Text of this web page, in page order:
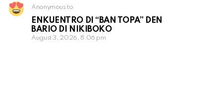
Anonymous to
ENKUENTRO DI “BAN TOPA” DEN
BARIO DI NIKIBOKO
August 3, 2026, 8:06 pm